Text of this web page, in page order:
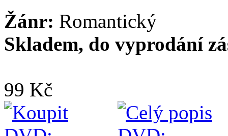
Žánr: Romantický
Skladem, do vyprodání
99 Kč